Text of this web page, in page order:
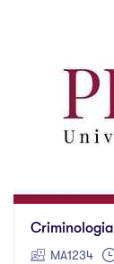
MA1234